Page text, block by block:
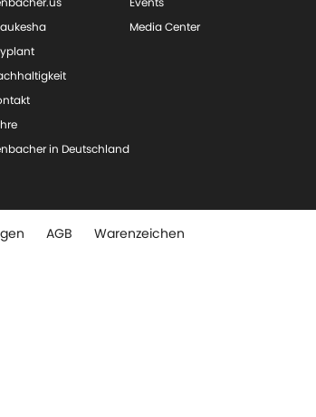
in Deutschland
Media Center
AGB Warenzeichen